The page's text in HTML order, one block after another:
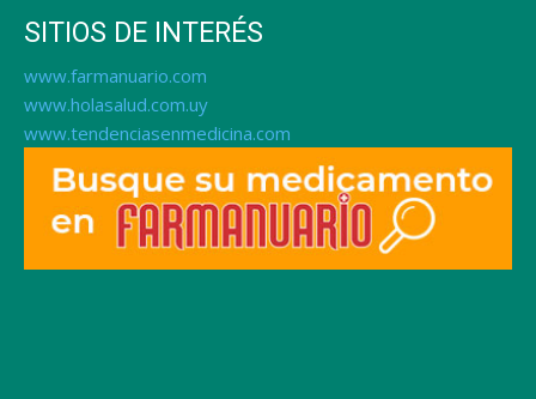
SITIOS DE INTERÉS
www.farmanuario.com
www.holasalud.com.uy
www.tendenciasenmedicina.com